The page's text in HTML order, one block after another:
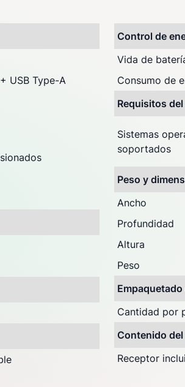
USB Type-A
Control de
Vida de
Consumo de
Requisitos
Sistemas
soportados
Peso y
Ancho
Profundidad
Altura
Peso
Cantidad por
Contenido
Receptor